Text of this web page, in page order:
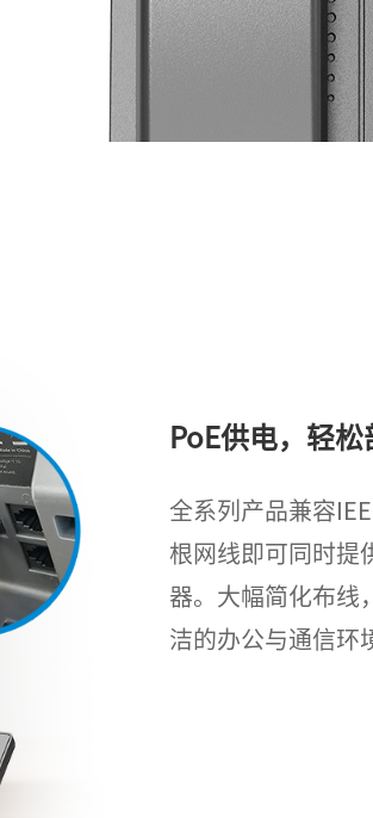
PoE供电，轻松
全系列产品兼容
根网线即可同时提
器。大幅简化布线
洁的办公与通信环